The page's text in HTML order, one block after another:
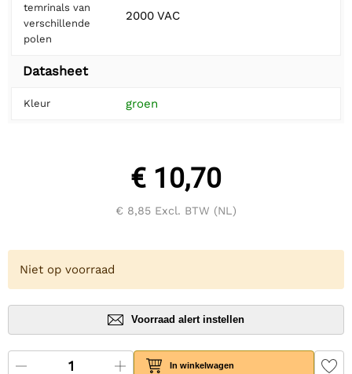
temrinals van
verschillende
polen
2000 VAC
Datasheet
Kleur groen
€ 10,70
€ 8,85 Excl. BTW (NL)
Niet op voorraad
Voorraad alert instellen
In winkelwagen